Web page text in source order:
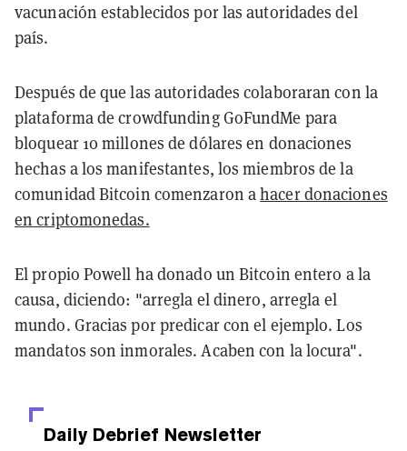
vacunación establecidos por las autoridades del
país.
Después de que las autoridades colaboraran con la
plataforma de crowdfunding GoFundMe para
bloquear 10 millones de dólares en donaciones
hechas a los manifestantes, los miembros de la
comunidad Bitcoin comenzaron ahacer donaciones
en criptomonedas.
El propio Powell ha donado un Bitcoin entero a la
causa, diciendo: "arregla el dinero, arregla el
mundo. Gracias por predicar con el ejemplo. Los
mandatos son inmorales. Acaben con la locura".
Daily Debrief Newsletter